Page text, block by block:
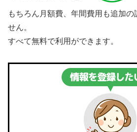
もちろん月額費、年間費用も追加の
せん。
すべて無料で利用ができます。